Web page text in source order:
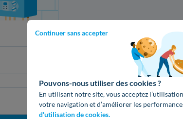
Continuer sans accepter
Pouvons-nous utiliser des cookies ?
En utilisant notre site, vous acceptez
votre navigation et d’améliorer les
d'utilisation de cookies.